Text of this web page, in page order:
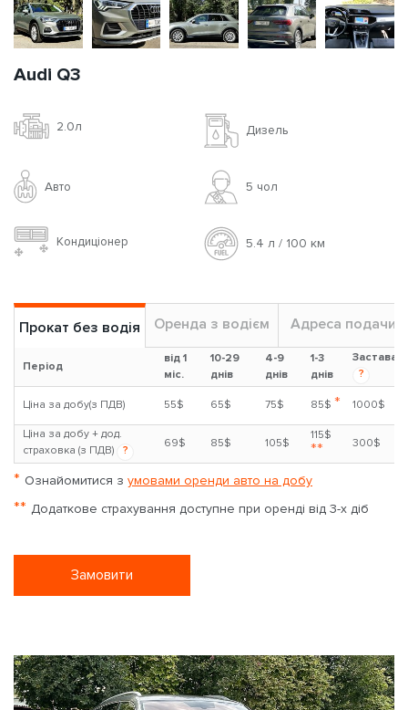
Audi Q3
2.0л Дизель
Авто 5 чoл
Кондиціонер 5.4 л / 100 км
Прокат без водія Оренда з водієм Адреса подачи
Період
від 1
міс.
10-29
днів
4-9
днів
1-3
днів
Застава
?
Ціна за добу(з ПДВ) 55$ 65$ 75$ 85$ * 1000$
Ціна за добу + дод.
страховка (з ПДВ)
?
69$ 85$ 105$
115$
** 300$
* Ознайомитися з умовами оренди авто на добу
** Додаткове страхування доступне при оренді від 3-х діб
Замовити